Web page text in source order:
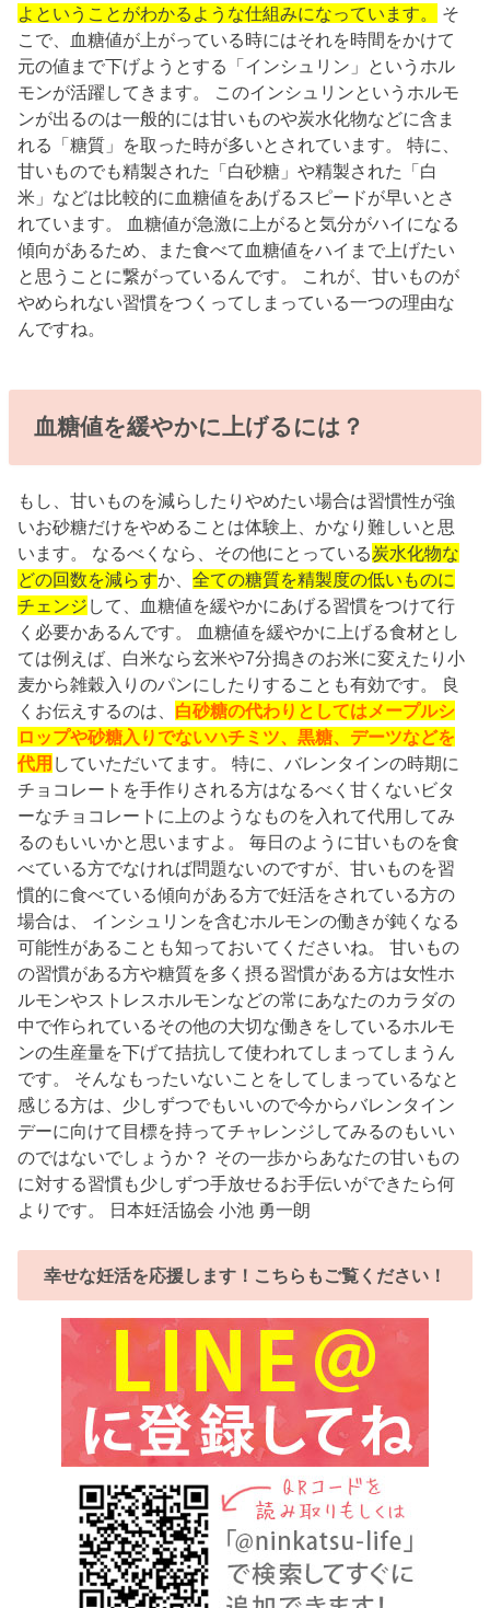
よということがわかるような仕組みになっています。
そ
こで、血糖値が上がっている時にはそれを時間をかけて
元の値まで下げようとする「インシュリン」というホル
モンが活躍してきます。 このインシュリンというホルモ
ンが出るのは一般的には甘いものや炭水化物などに含ま
れる「糖質」を取った時が多いとされています。 特に、
甘いものでも精製された「白砂糖」や精製された「白
米」などは比較的に血糖値をあげるスピードが早いとさ
れています。 血糖値が急激に上がると気分がハイになる
傾向があるため、また食べて血糖値をハイまで上げたい
と思うことに繋がっているんです。 これが、甘いものが
やめられない習慣をつくってしまっている一つの理由な
んですね。
血糖値を緩やかに上げるには？
もし、甘いものを減らしたりやめたい場合は習慣性が強
いお砂糖だけをやめることは体験上、かなり難しいと思
います。 なるべくなら、その他にとっている炭水化物な
どの回数を減らすか、全ての糖質を精製度の低いものに
チェンジ して、血糖値を緩やかにあげる習慣をつけて行
く必要かあるんです。 血糖値を緩やかに上げる食材とし
ては例えば、白米なら玄米や7分搗きのお米に変えたり小
麦から雑穀入りのパンにしたりすることも有効です。 良
くお伝えするのは、 白砂糖の代わりとしてはメープルシ
ロップや砂糖入りでないハチミツ、黒糖、デーツなどを
代用 していただいてます。 特に、バレンタインの時期に
チョコレートを手作りされる方はなるべく甘くないビタ
ーなチョコレートに上のようなものを入れて代用してみ
るのもいいかと思いますよ。 毎日のように甘いものを食
べている方でなければ問題ないのですが、甘いものを習
慣的に食べている傾向がある方で妊活をされている方の
場合は、 インシュリンを含むホルモンの働きが鈍くなる
可能性があることも知っておいてくださいね。 甘いもの
の習慣がある方や糖質を多く摂る習慣がある方は女性ホ
ルモンやストレスホルモンなどの常にあなたのカラダの
中で作られているその他の大切な働きをしているホルモ
ンの生産量を下げて拮抗して使われてしまってしまうん
です。 そんなもったいないことをしてしまっているなと
感じる方は、少しずつでもいいので今からバレンタイン
デーに向けて目標を持ってチャレンジしてみるのもいい
のではないでしょうか？ その一歩からあなたの甘いもの
に対する習慣も少しずつ手放せるお手伝いができたら何
よりです。 日本妊活協会 小池 勇一朗
幸せな妊活を応援します！こちらもご覧ください！